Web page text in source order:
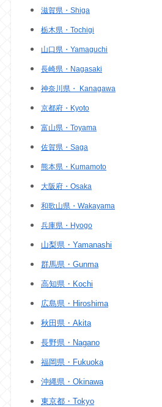
滋賀県・Shiga
栃木県・Tochigi
山口県・Yamaguchi
長崎県・Nagasaki
神奈川県・ Kanagawa
京都府・Kyoto
富山県・Toyama
佐賀県・Saga
熊本県・Kumamoto
大阪府・Osaka
和歌山県・Wakayama
兵庫県・Hyogo
山梨県・Yamanashi
群馬県・Gunma
高知県・Kochi
広島県・Hiroshima
秋田県・Akita
長野県・Nagano
福岡県・Fukuoka
沖縄県・Okinawa
東京都・Tokyo